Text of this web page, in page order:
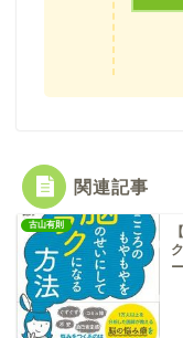
関連記事
古山有則